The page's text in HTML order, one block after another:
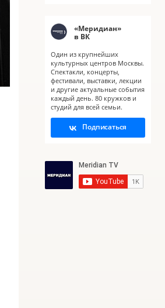
«Меридиан»
в ВК
Один из крупнейших
культурных центров Москвы.
Спектакли, концерты,
фестивали, выставки, лекции
и другие актуальные события
каждый день. 80 кружков и
студий для всей семьи.
Подписаться